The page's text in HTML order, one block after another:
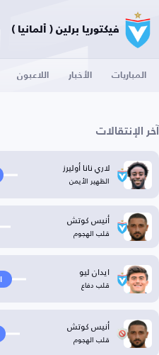
فيكتوريا برلين ( ألمانيا )
المباريات الأخبار اللاعبون
آخر الإنتقالات
لاري نانا أوليرز
الظهير الأيمن
أنيس كوتش
قلب الهجوم
ايدان ليو
قلب دفاع
أنيس كوتش
قلب الهجوم